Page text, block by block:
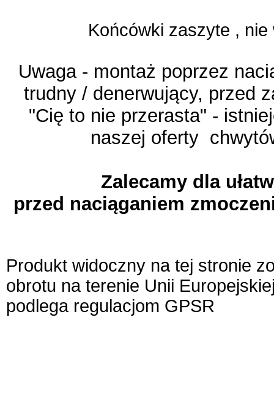
Końcówki zaszyte ,
Uwaga - montaż poprzez
trudny / denerwujący, przed
"Cię to nie przerasta" -
naszej oferty
Zalecamy dla
przed naciąganiem
Produkt widoczny na tej stronie
obrotu na terenie Unii
podlega regulacjom GPSR